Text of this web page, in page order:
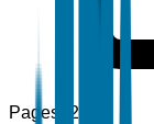
Pages 120+